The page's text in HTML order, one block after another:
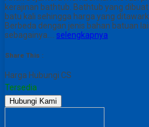
kerajinan bathtub. Bathtub yang
batu kali sehingga harga yang
Berbeda dengan jenis bahan batuan
sebagainya…. selengkapnya
Share This :
Harga Hubungi CS
Tersedia
Hubungi Kami